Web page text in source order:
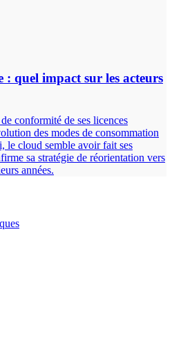
: quel impact sur les acteurs
conformité de ses licences
des modes de consommation
le cloud semble avoir fait ses
sa stratégie de réorientation vers
années.